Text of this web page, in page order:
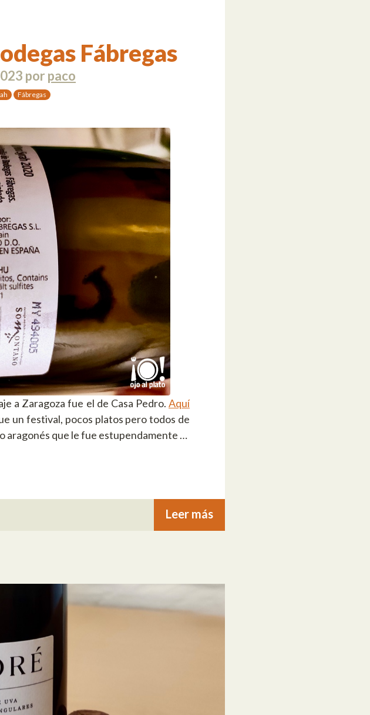
Fábregas
por paco
Fábregas
a Zaragoza fue el de Casa Pedro. Aquí
un festival, pocos platos pero todos de
aragonés que le fue estupendamente …
Leer más